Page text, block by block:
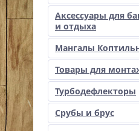
Аксессуары для
и отдыха
Мангалы
Товары для
Турбодефлекторы
Срубы и брус